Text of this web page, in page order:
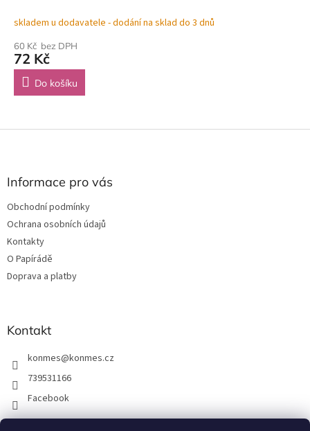
skladem u dodavatele - dodání na sklad do 3 dnů
60 Kč bez DPH
72 Kč
Do košíku
Z
Informace pro vás
Obchodní podmínky
Ochrana osobních údajů
Kontakty
O Papírádě
Doprava a platby
Kontakt
konmes@konmes.cz
739531166
Facebook